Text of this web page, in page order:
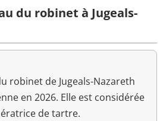
9 n/mL
du robinet à Jugeals-
robinet de Jugeals-Nazareth
en 2026. Elle est considérée
de tartre.